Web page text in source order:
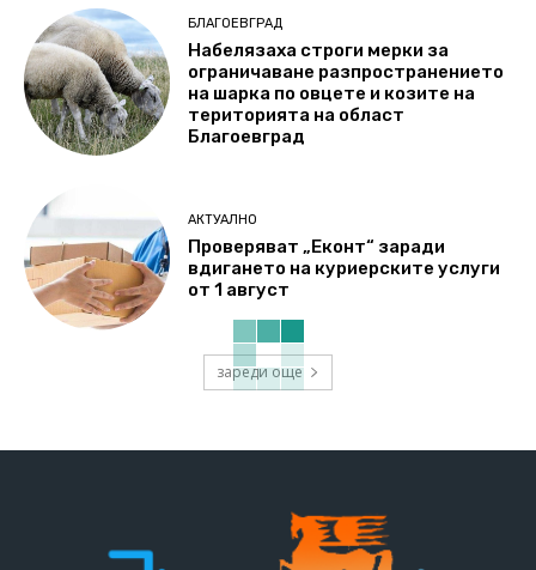
БЛАГОЕВГРАД
Набелязаха строги мерки за
ограничаване разпространението
на шарка по овцете и козите на
територията на област
Благоевград
АКТУАЛНО
Проверяват „Еконт“ заради
вдигането на куриерските услуги
от 1 август
зареди още